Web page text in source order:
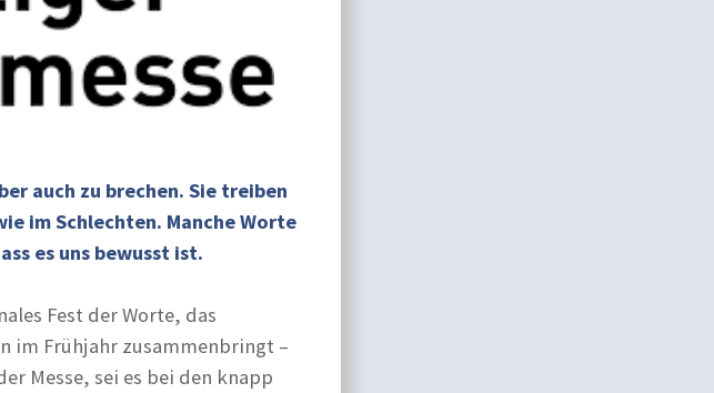
auch zu brechen. Sie treiben
im Schlechten. Manche Worte
es uns bewusst ist.
Fest der Worte, das
im Frühjahr zusammenbringt –
Messe, sei es bei den knapp